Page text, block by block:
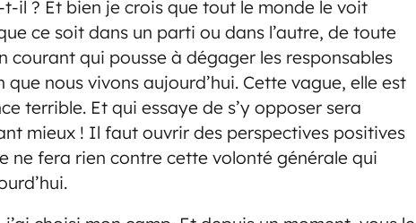
t-il ? Et bien je crois que tout le monde le voit
ce soit dans un parti ou dans l’autre, de toute
courant qui pousse à dégager les responsables
nous vivons aujourd’hui. Cette vague, elle est
terrible. Et qui essaye de s’y opposer sera
mieux ! Il faut ouvrir des perspectives positives
ne fera rien contre cette volonté générale qui